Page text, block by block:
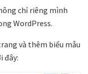
chỉ riêng mình
WordPress.
và thêm biểu mẫu
đây: